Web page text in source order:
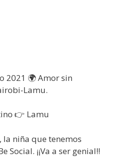
2021 🌍 Amor sin
Lamu.
👉 Lamu
la niña que tenemos
Social. ¡¡Va a ser genial!!